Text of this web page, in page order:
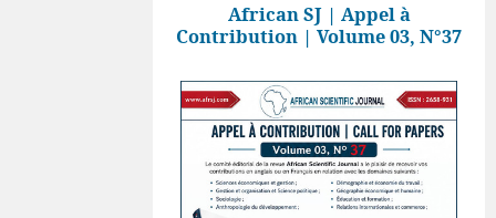
African SJ | Appel à
Contribution | Volume 03, N°37